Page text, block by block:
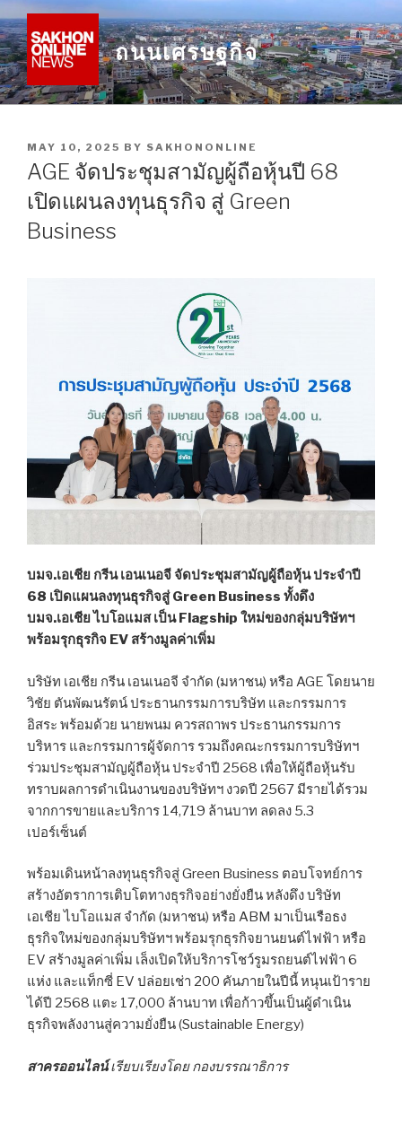
to
content
ถนนเศรษฐกิจ
POSTED
ON
MAY 10, 2025 BY SAKHONONLINE
AGE จัดประชุมสามัญผู้ถือหุ้นปี 68
เปิดแผนลงทุนธุรกิจ สู่ Green
Business
บมจ.เอเชีย กรีน เอนเนอจี จัดประชุมสามัญผู้ถือหุ้น ประจำปี
68 เปิดแผนลงทุนธุรกิจสู่ Green Business ทั้งดึง
บมจ.เอเชีย ไบโอแมส เป็น Flagship ใหม่ของกลุ่มบริษัทฯ
พร้อมรุกธุรกิจ EV สร้างมูลค่าเพิ่ม
บริษัท เอเชีย กรีน เอนเนอจี จำกัด (มหาชน) หรือ AGE โดยนาย
วิชัย ตันพัฒนรัตน์ ประธานกรรมการบริษัท และกรรมการ
อิสระ พร้อมด้วย นายพนม ควรสถาพร ประธานกรรมการ
บริหาร และกรรมการผู้จัดการ รวมถึงคณะกรรมการบริษัทฯ
ร่วมประชุมสามัญผู้ถือหุ้น ประจำปี 2568 เพื่อให้ผู้ถือหุ้นรับ
ทราบผลการดำเนินงานของบริษัทฯ งวดปี 2567 มีรายได้รวม
จากการขายและบริการ 14,719 ล้านบาท ลดลง 5.3
เปอร์เซ็นต์
พร้อมเดินหน้าลงทุนธุรกิจสู่ Green Business ตอบโจทย์การ
สร้างอัตราการเติบโตทางธุรกิจอย่างยั่งยืน หลังดึง บริษัท
เอเชีย ไบโอแมส จำกัด (มหาชน) หรือ ABM มาเป็นเรือธง
ธุรกิจใหม่ของกลุ่มบริษัทฯ พร้อมรุกธุรกิจยานยนต์ไฟฟ้า หรือ
EV สร้างมูลค่าเพิ่ม เล็งเปิดให้บริการโชว์รูมรถยนต์ไฟฟ้า 6
แห่ง และแท็กซี่ EV ปล่อยเช่า 200 คันภายในปีนี้ หนุนเป้าราย
ได้ปี 2568 แตะ 17,000 ล้านบาท เพื่อก้าวขึ้นเป็นผู้ดำเนิน
ธุรกิจพลังงานสู่ความยั่งยืน (Sustainable Energy)
สาครออนไลน์เรียบเรียงโดย กองบรรณาธิการ